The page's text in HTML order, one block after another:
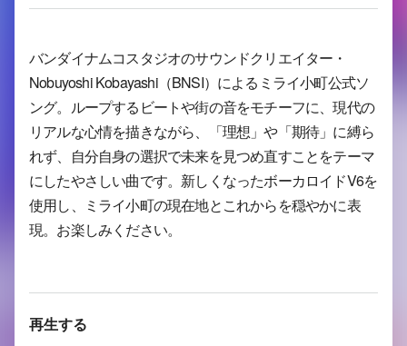
バンダイナムコスタジオのサウンドクリエイター・
Nobuyoshi Kobayashi（BNSI）によるミライ小町公式ソ
ング。ループするビートや街の音をモチーフに、現代の
リアルな心情を描きながら、「理想」や「期待」に縛ら
れず、自分自身の選択で未来を見つめ直すことをテーマ
にしたやさしい曲です。新しくなったボーカロイドV6を
使用し、ミライ小町の現在地とこれからを穏やかに表
現。お楽しみください。
再生する